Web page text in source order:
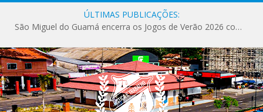
ÚLTIMAS PUBLICAÇÕES:
Milhares de fiéis tomam as ruas de São Miguel do Guamá em uma grande celebração de fé na Marcha para Jesus 2026.